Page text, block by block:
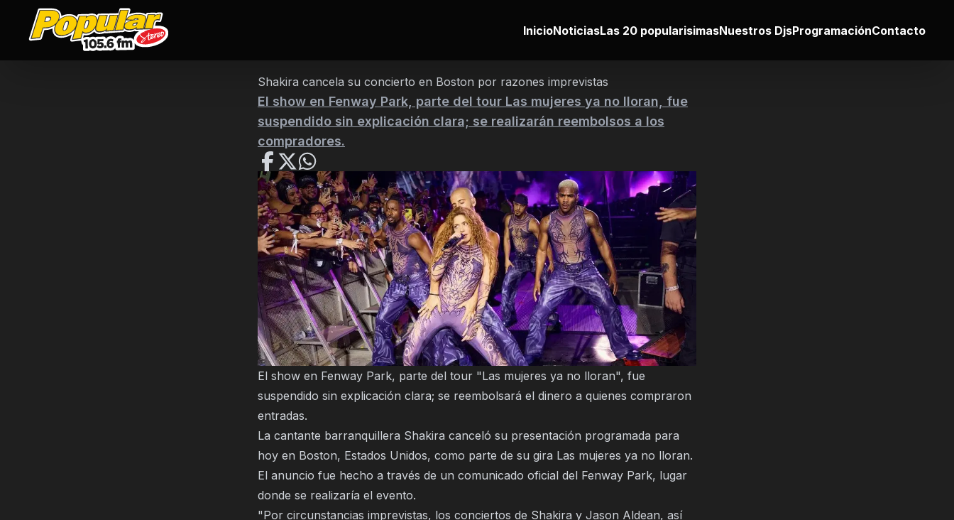
InicioNoticiasLas 20 popularisimasNuestros DjsProgramaciónContacto
Shakira cancela su concierto en Boston por razones imprevistas
El show en Fenway Park, parte del tour Las mujeres ya no lloran, fue
suspendido sin explicación clara; se realizarán reembolsos a los
compradores.
El show en Fenway Park, parte del tour "Las mujeres ya no lloran", fue
suspendido sin explicación clara; se reembolsará el dinero a quienes compraron
entradas.
La cantante barranquillera Shakira canceló su presentación programada para
hoy en Boston, Estados Unidos, como parte de su gira Las mujeres ya no lloran.
El anuncio fue hecho a través de un comunicado oficial del Fenway Park, lugar
donde se realizaría el evento.
"Por circunstancias imprevistas, los conciertos de Shakira y Jason Aldean, así